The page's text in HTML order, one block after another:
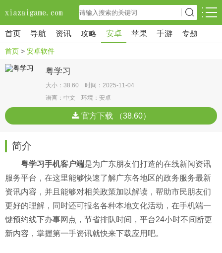
首页 导航 资讯 攻略 安卓 苹果 手游 专题
首页 > 安卓软件
粤学习
大小：38.60 时间：2025-11-04
语言：中文 环境：安卓
官方下载 （38.60）
简介
粤学习手机客户端是为广东朋友们打造的在线新闻资讯
服务平台，在这里能够快速了解广东各地区的政务服务最新
资讯内容，并且能够对相关政策加以解读，帮助市民朋友们
更好的理解，同时还可报名各种本地文化活动，在手机端一
键预约线下办事网点，节省排队时间，平台24小时不间断更
新内容，掌握第一手资讯就快来下载应用吧。